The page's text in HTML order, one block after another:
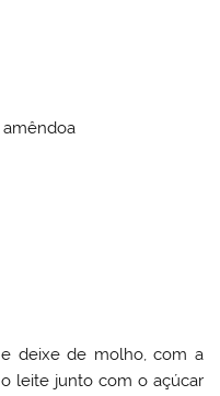
deixe de molho, com a
leite junto com o açúcar